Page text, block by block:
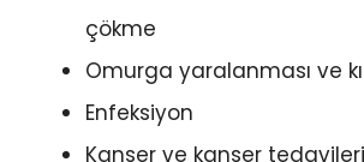
çökme
Omurga yaralanması ve
Enfeksiyon
Kanser ve kanser tedavileri